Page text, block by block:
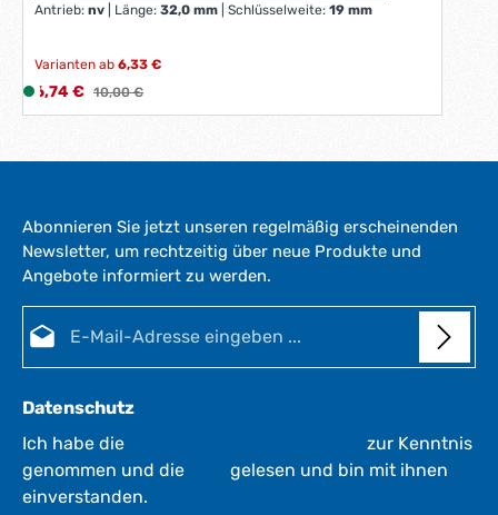
Antrieb:nv Länge:32,0 mm Schlüsselweite:19 mm
Varianten ab 6,33 €
Verkaufspreis:
L
i
f
z
e
i
t
:
1
-
W
e
r
k
6,74 € Regulärer Preis:
10,00 €
Abonnieren Sie jetzt unseren regelmäßig erscheinenden
Newsletter, um rechtzeitig über neue Produkte und
Angebote informiert zu werden.
Datenschutz
Ich habe die
zur Kenntnis
genommen und die
gelesen und bin mit ihnen
einverstanden.